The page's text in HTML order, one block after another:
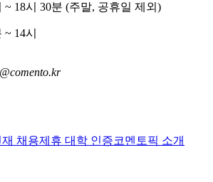
~ 18시 30분 (주말, 공휴일 제외)
14시
재 채용제휴 대학 인증코멘토픽 소개